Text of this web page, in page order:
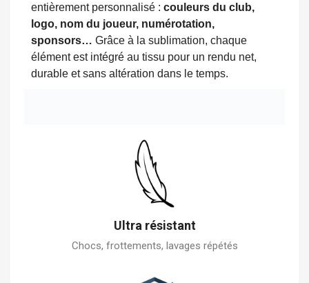
entièrement personnalisé : couleurs du club,
logo, nom du joueur, numérotation,
sponsors… Grâce à la sublimation, chaque
élément est intégré au tissu pour un rendu net,
durable et sans altération dans le temps.
Ultra résistant
Chocs, frottements, lavages répétés